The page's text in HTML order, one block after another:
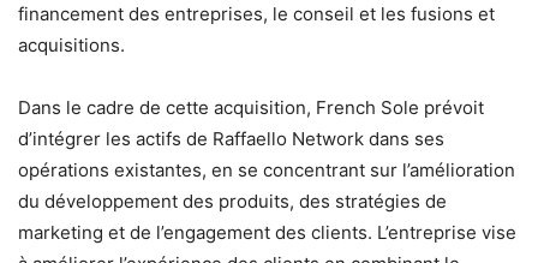
financement des entreprises, le conseil et les fusions et
acquisitions.
Dans le cadre de cette acquisition, French Sole prévoit
d’intégrer les actifs de Raffaello Network dans ses
opérations existantes, en se concentrant sur l’amélioration
du développement des produits, des stratégies de
marketing et de l’engagement des clients. L’entreprise vise